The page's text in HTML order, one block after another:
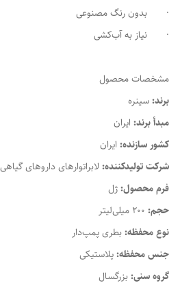
· بدون رنگ مصنوعی
· نیاز به آب‌کشی
مشخصات محصول
برند:سینره
مبدأ برند: ایران
کشور سازنده: ایران
شرکت تولیدکننده: لابراتوارهای داروهای
فرم محصول:ژل
حجم:
نوع محفظه:بطری پمپ‌دار
جنس محفظه:پلاستیکی
گروه سنی:بزرگسال